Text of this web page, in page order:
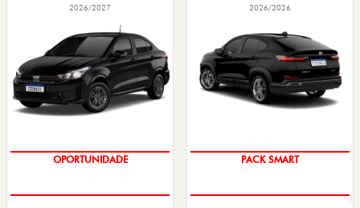
2026/2027
OPORTUNIDADE
2026/2026
PACK SMART